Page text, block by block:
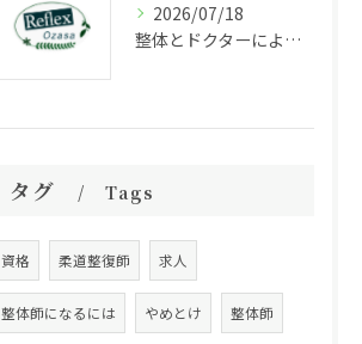
2026/07/18
整体とドクターによる福岡県福岡市中央区大宮で受ける根本改善アプローチ徹底ガイド
タグ Tags
資格 柔道整復師 求人
整体師になるには やめとけ 整体師